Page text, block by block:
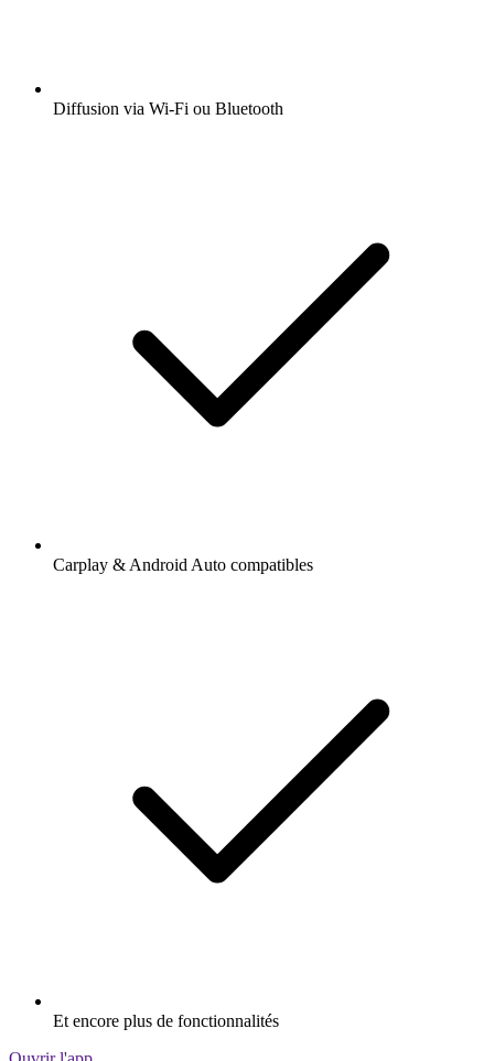
Diffusion via Wi-Fi ou Bluetooth
Carplay & Android Auto compatibles
Et encore plus de fonctionnalités